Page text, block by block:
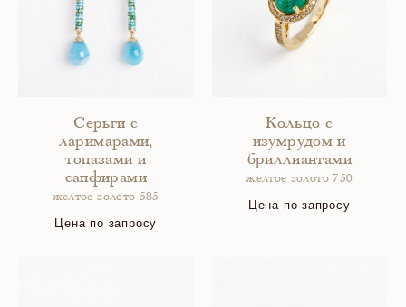
Серьги с
ларимарами,
топазами и
сапфирами
желтое золото 585
Цена по запросу
Кольцо с
изумрудом и
бриллиантами
желтое золото 750
Цена по запросу